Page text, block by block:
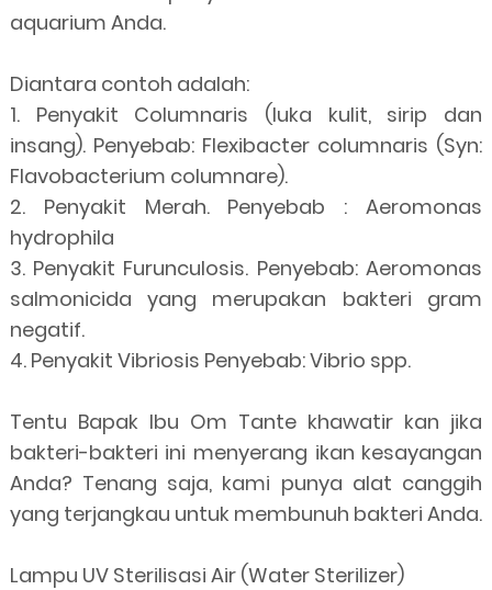
aquarium Anda.
Diantara contoh adalah:
1. Penyakit Columnaris (luka kulit, sirip dan
insang). Penyebab: Flexibacter columnaris (Syn:
Flavobacterium columnare).
2. Penyakit Merah. Penyebab : Aeromonas
hydrophila
3. Penyakit Furunculosis. Penyebab: Aeromonas
salmonicida yang merupakan bakteri gram
negatif.
4. Penyakit Vibriosis Penyebab: Vibrio spp.
Tentu Bapak Ibu Om Tante khawatir kan jika
bakteri-bakteri ini menyerang ikan kesayangan
Anda? Tenang saja, kami punya alat canggih
yang terjangkau untuk membunuh bakteri Anda.
Lampu UV Sterilisasi Air (Water Sterilizer)